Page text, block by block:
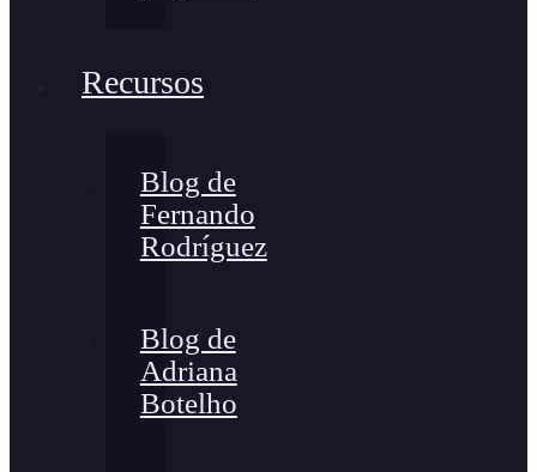
Recursos
Blog de
Fernando
Rodríguez
Blog de
Adriana
Botelho